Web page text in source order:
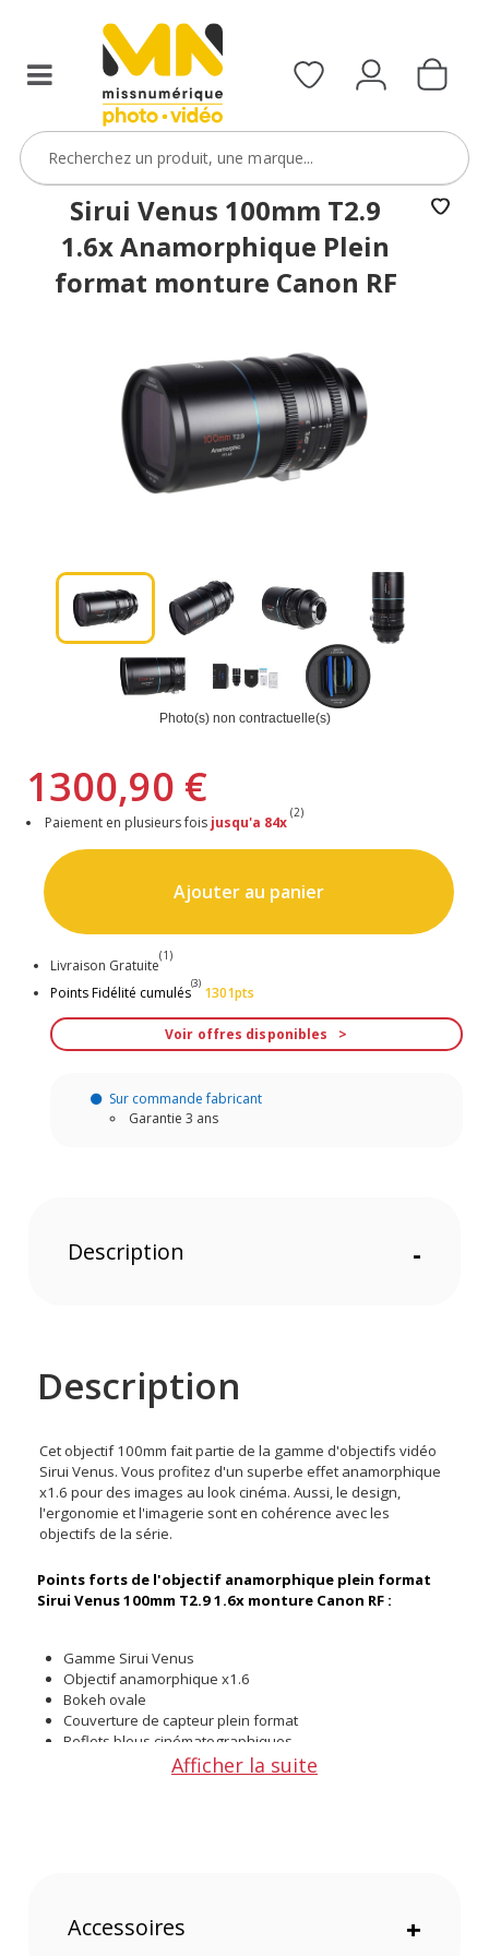
le
ObjectifFiltre5
VOIR L'OFFRE
Sirui Venus 100mm T2.9
1.6x Anamorphique Plein
format monture Canon RF
Photo(s) non contractuelle(s)
1300,90 €
Paiement en plusieurs fois jusqu'a 84x
(2)
Ajouter au panier
Livraison Gratuite
(1)
Points Fidélité cumulés
(3)
1301pts
Voir offres disponibles
Sur commande fabricant
Garantie 3 ans
Description -
Description
Cet objectif 100mm fait partie de la gamme d'objectifs vidéo
Sirui Venus. Vous profitez d'un superbe effet anamorphique
x1.6 pour des images au look cinéma. Aussi, le design,
l'ergonomie et l'imagerie sont en cohérence avec les
objectifs de la série.
Points forts de l'objectif anamorphique plein format
Sirui Venus 100mm T2.9 1.6x monture Canon RF :
Gamme Sirui Venus
Objectif anamorphique x1.6
Bokeh ovale
Couverture de capteur plein format
Reflets bleus cinématographiques
Deux bagues crantéesAfficher la suite
Accessoires +